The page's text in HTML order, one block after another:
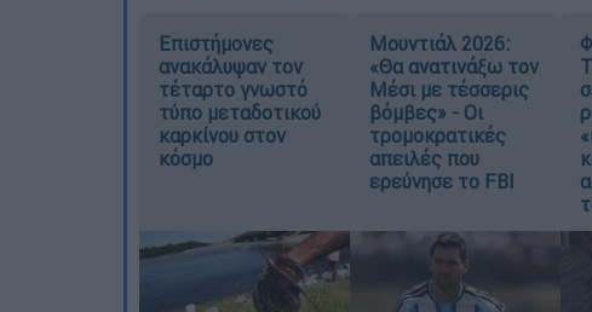
Επιστήμονες
ανακάλυψαν τον
τέταρτο γνωστό
τύπο μεταδοτικού
καρκίνου στον
κόσμο
Μουντιάλ 2026:
«Θα ανατινάξω τον
Μέσι με τέσσερις
βόμβες» - Οι
τρομοκρατικές
απειλές που
ερεύνησε το FBI